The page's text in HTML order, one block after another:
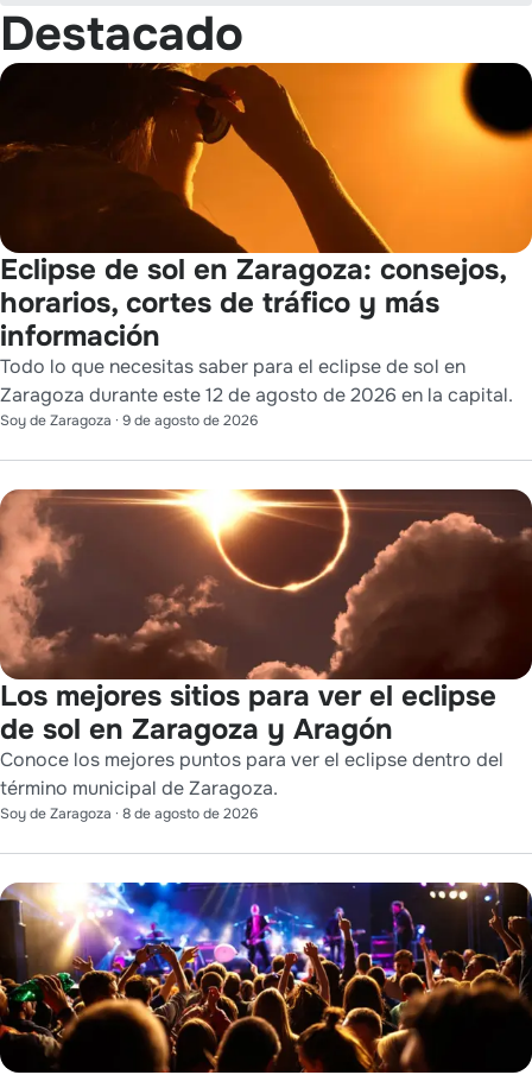
Destacado
Eclipse de sol en Zaragoza: consejos,
horarios, cortes de tráfico y más
información
Todo lo que necesitas saber para el eclipse de sol en
Zaragoza durante este 12 de agosto de 2026 en la capital.
Soy de Zaragoza · 9 de agosto de 2026
Los mejores sitios para ver el eclipse
de sol en Zaragoza y Aragón
Conoce los mejores puntos para ver el eclipse dentro del
término municipal de Zaragoza.
Soy de Zaragoza · 8 de agosto de 2026